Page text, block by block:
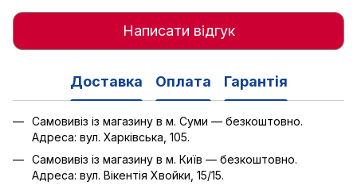
Написати відгук
Доставка Оплата Гарантія
Самовивіз із магазину в м. Суми — безкоштовно.
Адреса: вул. Харківська, 105.
Самовивіз із магазину в м. Київ — безкоштовно.
Адреса: вул. Вікентія Хвойки, 15/15.